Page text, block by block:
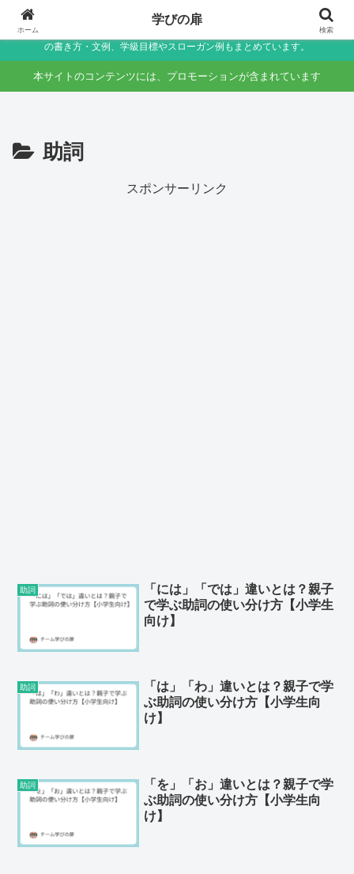
小学生〜未就学児の保護者向け家庭学習・学校生活サポートサイト～助詞・言
葉の違いなど国語のつまずきをやさしく解説しつつ、学校生活で役立つ連絡帳
の書き方・文例、学級目標やスローガン例もまとめています。
本サイトのコンテンツには、プロモーションが含まれています
助詞
スポンサーリンク
助詞
「には」「では」違いとは？親子
で学ぶ助詞の使い分け方【小学生
向け】
助詞
「は」「わ」違いとは？親子で学
ぶ助詞の使い分け方【小学生向
け】
助詞
「を」「お」違いとは？親子で学
ぶ助詞の使い分け方【小学生向
け】
ホーム
学びの扉
検索